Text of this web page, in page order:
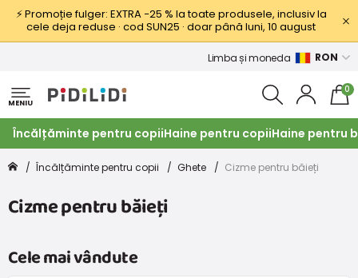
⚡ Promoție fulger: EXTRA −25 % la toate produsele, inclusiv la
cele deja reduse · cod SUN25 · doar până luni, 10 august
Limba și moneda RON
MENIU
0
Încălțăminte pentru copiiHaine pentru copiiHaine pentru
Încălțăminte pentru copii Ghete Cizme pentru băieți
Cizme pentru băieți
Cele mai vândute